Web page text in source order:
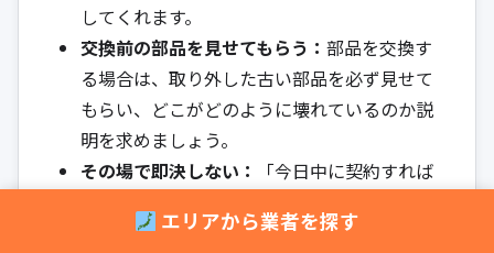
してくれます。
交換前の部品を見せてもらう： 部品を交換す
る場合は、取り外した古い部品を必ず見せて
もらい、どこがどのように壊れているのか説
明を求めましょう。
その場で即決しない：
「今日中に契約すれば
は、悪徳業者の典型的な手口です。緊急性が
エリアから業者を探す